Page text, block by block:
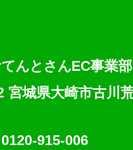
んとさんEC事業部
宮城県大崎市古川
915-006